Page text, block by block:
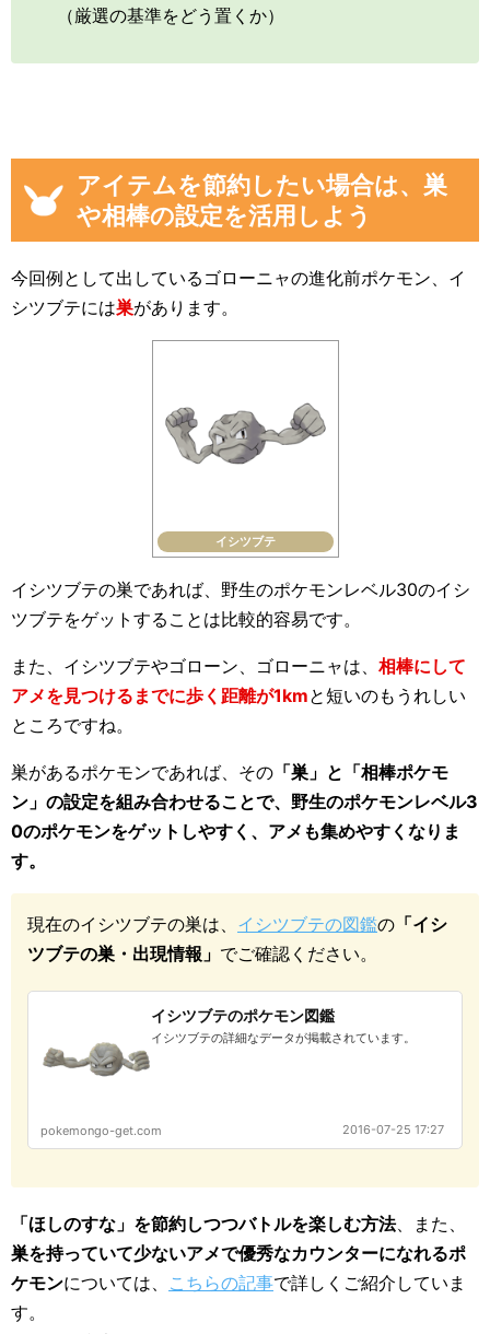
（厳選の基準をどう置くか）
アイテムを節約したい場合は、巣
や相棒の設定を活用しよう
今回例として出しているゴローニャの進化前ポケモン、イ
シツブテには巣があります。
イシツブテ
イシツブテの巣であれば、野生のポケモンレベル30のイシ
ツブテをゲットすることは比較的容易です。
また、イシツブテやゴローン、ゴローニャは、 相棒にして
アメを見つけるまでに歩く距離が1kmと短いのもうれしい
ところですね。
巣があるポケモンであれば、その 「巣」と「相棒ポケモ
ン」の設定を組み合わせることで、野生のポケモンレベル3
0のポケモンをゲットしやすく、アメも集めやすくなりま
す。
現在のイシツブテの巣は、 イシツブテの図鑑の 「イシ
ツブテの巣・出現情報」 でご確認ください。
イシツブテのポケモン図鑑
イシツブテの詳細なデータが掲載されています。
pokemongo-get.com 2016-07-25 17:27
「ほしのすな」を節約しつつバトルを楽しむ方法、また、
巣を持っていて少ないアメで優秀なカウンターになれるポ
ケモンについては、 こちらの記事で詳しくご紹介していま
す。